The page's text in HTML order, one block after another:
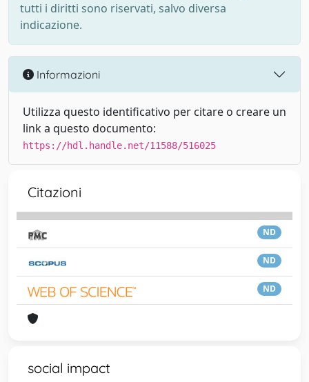
tutti i diritti sono riservati, salvo diversa
indicazione.
Informazioni
Utilizza questo identificativo per citare o creare un
link a questo documento:
https://hdl.handle.net/11588/516025
Citazioni
ND
ND
ND
social impact